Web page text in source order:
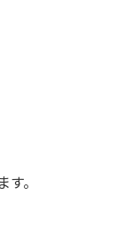
。